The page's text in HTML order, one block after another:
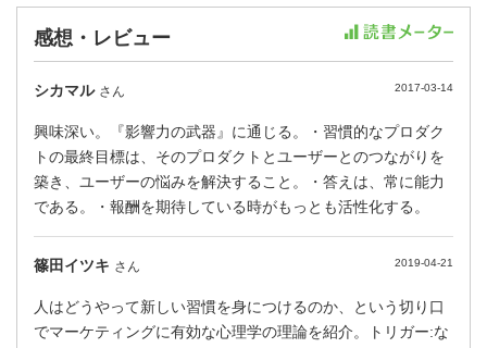
感想・レビュー
シカマル さん 2017-03-14
興味深い。『影響力の武器』に通じる。・習慣的なプロダク
トの最終目標は、そのプロダクトとユーザーとのつながりを
築き、ユーザーの悩みを解決すること。・答えは、常に能力
である。・報酬を期待している時がもっとも活性化する。
篠田イツキ さん 2019-04-21
人はどうやって新しい習慣を身につけるのか、という切り口
でマーケティングに有効な心理学の理論を紹介。トリガー:な